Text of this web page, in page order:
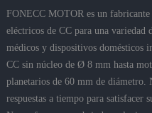
FONECC MOTOR es un
eléctricos de CC para una variedad
médicos y dispositivos domésticos
CC sin núcleo de Ø 8 mm hasta
planetarios de 60 mm de diámetro.
respuestas a tiempo para satisfacer